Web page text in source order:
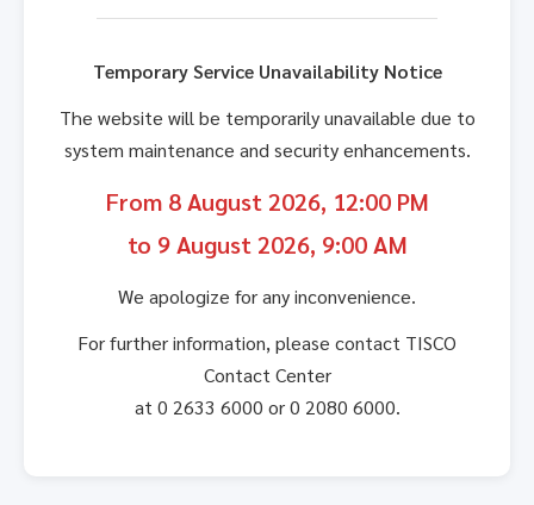
Temporary Service Unavailability Notice
The website will be temporarily unavailable due to
system maintenance and security enhancements.
From 8 August 2026, 12:00 PM
to 9 August 2026, 9:00 AM
We apologize for any inconvenience.
For further information, please contact TISCO
Contact Center
at 0 2633 6000 or 0 2080 6000.